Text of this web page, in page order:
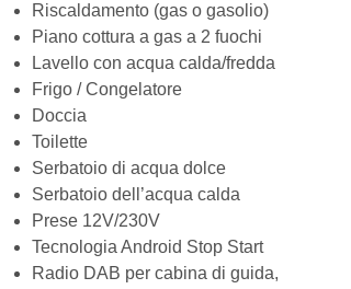
Riscaldamento (gas o gasolio)
Piano cottura a gas a 2 fuochi
Lavello con acqua calda/fredda
Frigo / Congelatore
Doccia
Toilette
Serbatoio di acqua dolce
Serbatoio dell’acqua calda
Prese 12V/230V
Tecnologia Android Stop Start
Radio DAB per cabina di guida,